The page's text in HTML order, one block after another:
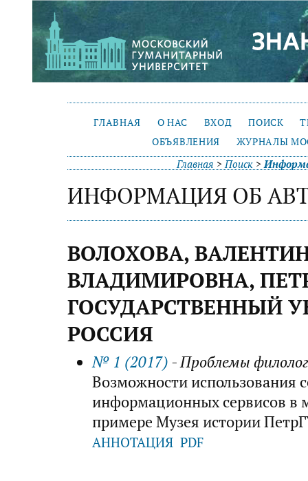
ГЛАВНАЯ О НАС ВХОД ПОИСК
ОБЪЯВЛЕНИЯ
ЖУРНАЛЫ
Главная >Поиск >
ИНФОРМАЦИЯ ОБ
ВОЛОХОВА,
ВЛАДИМИРОВНА,
ГОСУДАРСТВЕННЫЙ
РОССИЯ
№ 1 (2017) - Проблемы
Возможности использования
информационных сервисов в
примере Музея истории
АННОТАЦИЯ PDF